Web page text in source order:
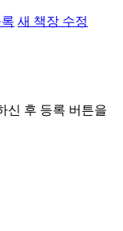
새 책장 수정
신 후 등록 버튼을